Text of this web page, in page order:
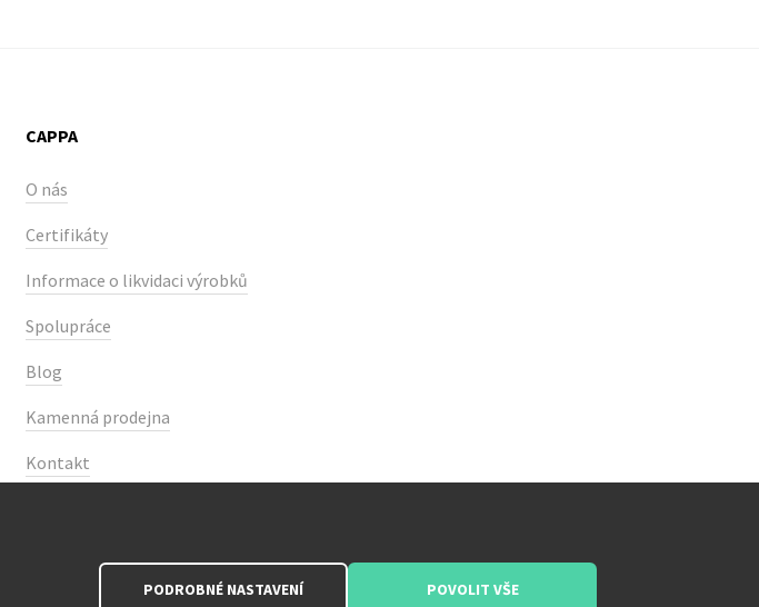
CAPPA
O nás
Certifikáty
Informace o likvidaci výrobků
Spolupráce
Blog
Kamenná prodejna
Kontakt
PODROBNÉ NASTAVENÍ POVOLIT VŠE